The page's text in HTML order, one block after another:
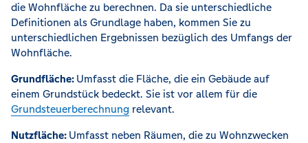
die Wohnfläche zu berechnen. Da sie unterschiedliche
Definitionen als Grundlage haben, kommen Sie zu
unterschiedlichen Ergebnissen bezüglich des Umfangs der
Wohnfläche.
Grundfläche: Umfasst die Fläche, die ein Gebäude auf
einem Grundstück bedeckt. Sie ist vor allem für die
Grundsteuerberechnung relevant.
Nutzfläche: Umfasst neben Räumen, die zu Wohnzwecken